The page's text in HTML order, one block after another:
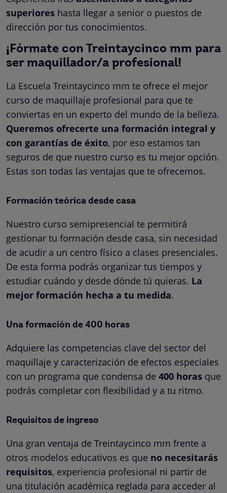
superiores hasta llegar a senior o puestos de
dirección por tus conocimientos.
¡Fórmate con Treintaycinco mm para
ser maquillador/a profesional!
La Escuela Treintaycinco mm te ofrece el mejor
curso de maquillaje profesional para que te
conviertas en un experto del mundo de la belleza.
Queremos ofrecerte una formación integral y
con garantías de éxito, por eso estamos tan
seguros de que nuestro curso es tu mejor opción.
Estas son todas las ventajas que te ofrecemos.
Formación teórica desde casa
Nuestro curso semipresencial te permitirá
gestionar tu formación desde casa, sin necesidad
de acudir a un centro físico a clases presenciales.
De esta forma podrás organizar tus tiempos y
estudiar cuándo y desde dónde tú quieras. La
mejor formación hecha a tu medida.
Una formación de 400 horas
Adquiere las competencias clave del sector del
maquillaje y caracterización de efectos especiales
con un programa que condensa de 400 horas que
podrás completar con flexibilidad y a tu ritmo.
Requisitos de ingreso
Una gran ventaja de Treintaycinco mm frente a
otros modelos educativos es que no necesitarás
requisitos, experiencia profesional ni partir de
una titulación académica reglada para acceder al